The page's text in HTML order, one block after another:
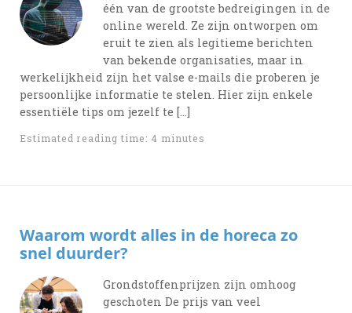
één van de grootste bedreigingen in de
online wereld. Ze zijn ontworpen om
eruit te zien als legitieme berichten
van bekende organisaties, maar in
werkelijkheid zijn het valse e-mails die proberen je
persoonlijke informatie te stelen. Hier zijn enkele
essentiële tips om jezelf te […]
Estimated reading time: 4 minutes
Waarom wordt alles in de horeca zo
snel duurder?
Grondstoffenprijzen zijn omhoog
geschoten De prijs van veel